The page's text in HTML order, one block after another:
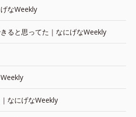
なWeekly
ると思ってた｜なにげなWeekly
なにげなWeekly